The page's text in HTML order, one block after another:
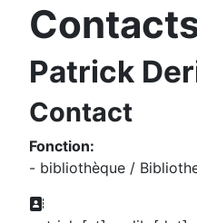
Patrick
Contact
Fonction:
- bibliothèque /
Adresse: